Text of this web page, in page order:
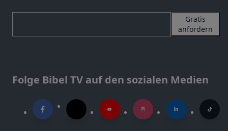
Gratis
anfordern
Folge Bibel TV auf den sozialen Medien